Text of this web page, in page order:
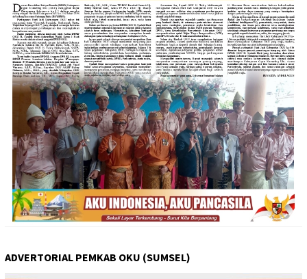
ADVERTORIAL PEMKAB OKU (SUMSEL)